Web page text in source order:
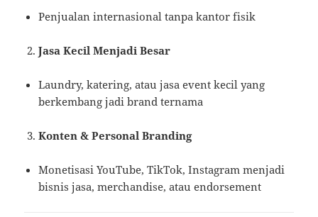
Penjualan internasional tanpa kantor fisik
Jasa Kecil Menjadi Besar
Laundry, katering, atau jasa event kecil yang
berkembang jadi brand ternama
Konten & Personal Branding
Monetisasi YouTube, TikTok, Instagram menjadi
bisnis jasa, merchandise, atau endorsement